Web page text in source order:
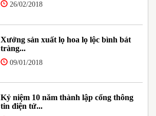
26/02/2018
Xưởng sản xuất lọ hoa lọ lộc bình bát
tràng...
09/01/2018
Kỷ niệm 10 năm thành lập cổng thông
tin điện tử...